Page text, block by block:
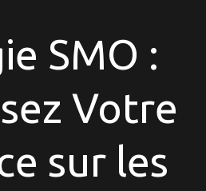
SMO :
Votre
sur les